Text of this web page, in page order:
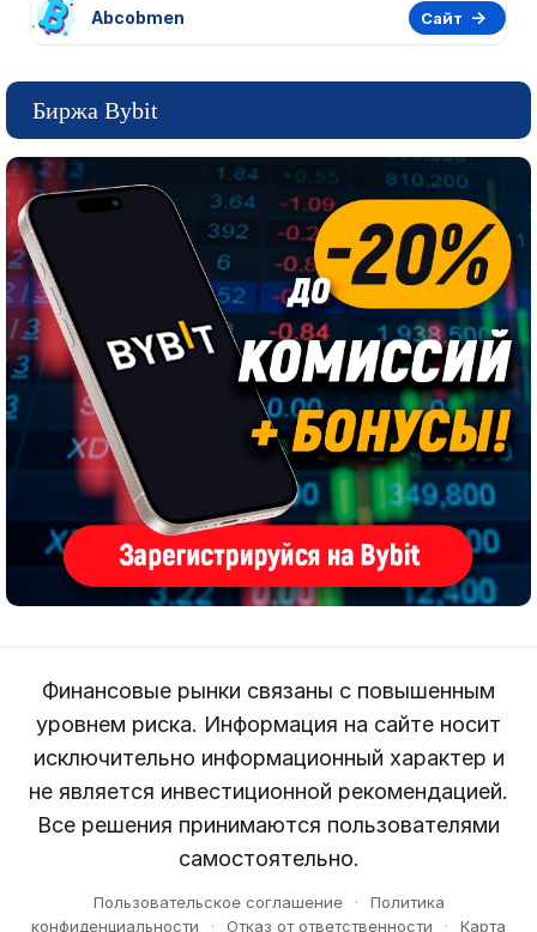
Abcobmen Сайт
Биржа Bybit
Финансовые рынки связаны с повышенным
уровнем риска. Информация на сайте носит
исключительно информационный характер и
не является инвестиционной рекомендацией.
Все решения принимаются пользователями
самостоятельно.
Пользовательское соглашение ·
Политика
конфиденциальности
· Отказ от ответственности · Карта